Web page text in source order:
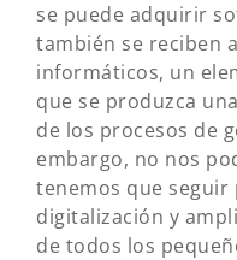
se puede adquirir
también se reciben
informáticos, un
que se produzca
de los procesos de
embargo, no nos
tenemos que seguir
digitalización y
de todos los